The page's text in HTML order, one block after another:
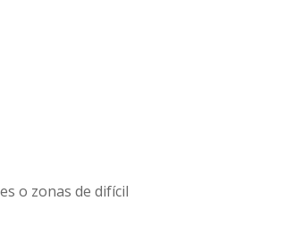
o zonas de difícil